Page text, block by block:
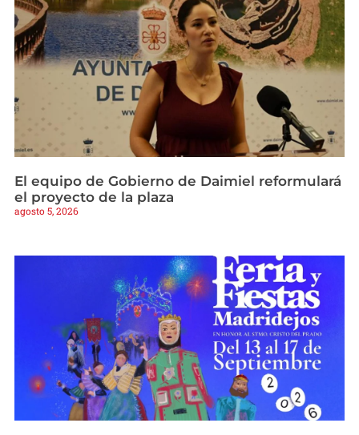
El equipo de Gobierno de Daimiel reformulará
el proyecto de la plaza
agosto 5, 2026